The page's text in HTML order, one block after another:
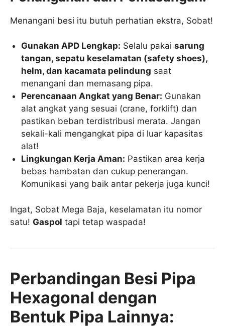
Menangani besi itu butuh perhatian ekstra, Sobat!
Gunakan APD Lengkap: Selalu pakaisarung
tangan, sepatu keselamatan (safety shoes),
helm, dan kacamata pelindung saat
menangani dan memasang pipa.
Perencanaan Angkat yang Benar: Gunakan
alat angkat yang sesuai (crane, forklift) dan
pastikan beban terdistribusi merata. Jangan
sekali-kali mengangkat pipa di luar kapasitas
alat!
Lingkungan Kerja Aman: Pastikan area kerja
bebas hambatan dan cukup penerangan.
Komunikasi yang baik antar pekerja juga kunci!
Ingat, Sobat Mega Baja, keselamatan itu nomor
satu! Gaspol tapi tetap waspada!
Perbandingan Besi Pipa
Hexagonal dengan
Bentuk Pipa Lainnya: